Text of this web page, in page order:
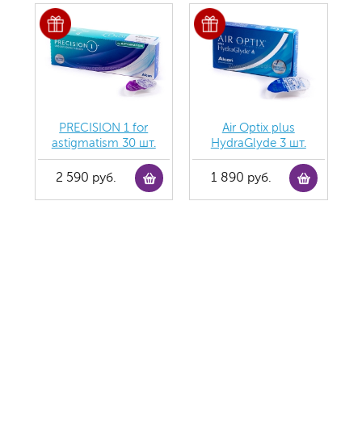
PRECISION 1 for
astigmatism 30 шт.
2 590 руб.
Air Optix plus
HydraGlyde 3 шт.
1 890 руб.